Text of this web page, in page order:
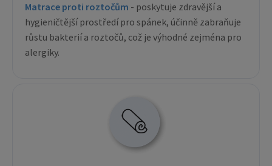
Matrace proti roztočům - poskytuje zdravější a
hygieničtější prostředí pro spánek, účinně zabraňuje
růstu bakterií a roztočů, což je výhodné zejména pro
alergiky.